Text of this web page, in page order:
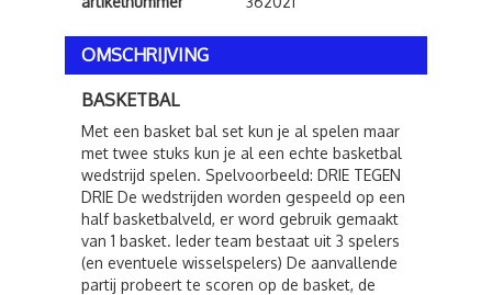
OMSCHRIJVING
BASKETBAL
Met een basket bal set kun je al spelen maar
met twee stuks kun je al een echte basketbal
wedstrijd spelen. Spelvoorbeeld: DRIE TEGEN
DRIE De wedstrijden worden gespeeld op een
half basketbalveld, er word gebruik gemaakt
van 1 basket. Ieder team bestaat uit 3 spelers
(en eventuele wisselspelers) De aanvallende
partij probeert te scoren op de basket, de